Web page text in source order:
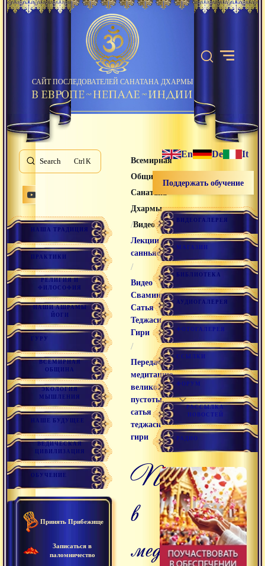
САЙТ ПОСЛЕДОВАТЕЛЕЙ САНАТАНА ДХАРМЫ
Search K
НАША ТРАДИЦИЯ
ПРАКТИКИ
РЕЛИГИЯ И
ФИЛОСОФИЯ
НАШИ АШРАМЫ
ЙОГИ
ГУРУ
ВСЕМИРНАЯ
ОБЩИНА
ЭКОЛОГИЯ
МЫШЛЕНИЯ
НАШЕ БУДУЩЕЕ
ВЕДИЧЕСКАЯ
ЦИВИЛИЗАЦИЯ
ОБУЧЕНИЕ
Принять Прибежище
Записаться в
паломничество
Всемирная
Община
Санатана
Дхармы
/Видео лекции/
Лекции
санньяси
/
Видео
Свамини
Сатья
Теджаси
Гири
/
Передача в
медитацию
великой
пустоты,
сатья
теджаси
гири
передача
в
медитацию
En De It
Поддержать обучение
ВИДЕОГАЛЕРЕЯ
МАГАЗИН
БИБЛИОТЕКА
АУДИОГАЛЕРЕЯ
ФОТОГАЛЕРЕЯ
ССЫЛКИ
ФОРУМ
РАССЫЛКА
НОВОСТЕЙ
РАДИО